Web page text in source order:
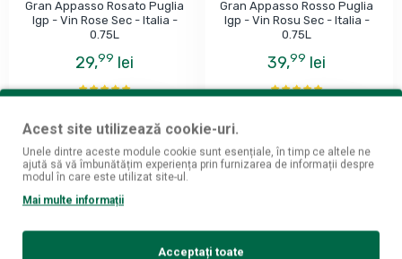
Gran Appasso Rosato Puglia
Igp - Vin Rose Sec - Italia -
0.75L
29,99 lei
Gran Appasso Rosso Puglia
Igp - Vin Rosu Sec - Italia -
0.75L
39,99 lei
Acest site utilizează cookie-uri.
Unele dintre aceste module cookie sunt esențiale, în timp ce altele ne
ajută să vă îmbunătățim experiența prin furnizarea de informații despre
modul în care este utilizat site-ul.
Mai multe informații
Acceptați toate